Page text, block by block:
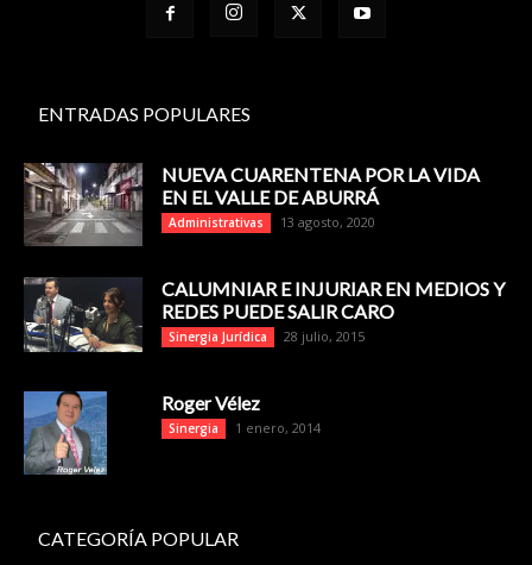
ENTRADAS POPULARES
NUEVA CUARENTENA POR LA VIDA
EN EL VALLE DE ABURRÁ
Administrativas 13 agosto, 2020
CALUMNIAR E INJURIAR EN MEDIOS Y
REDES PUEDE SALIR CARO
Sinergia Jurídica 28 julio, 2015
Roger Vélez
Sinergia 1 enero, 2014
CATEGORÍA POPULAR